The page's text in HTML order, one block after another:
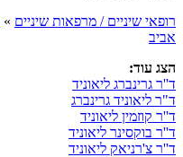
רופאי שיניים / מרפאות שיניים »
אביב
הצג עוד:
ד''ר גרינברג ליאוניד
ד"ר ליאוניד גרינברג
ד''ר קוזמין ליאוניד
ד''ר בוקסינר ליאוניד
ד''ר צ'רניאק ליאוניד